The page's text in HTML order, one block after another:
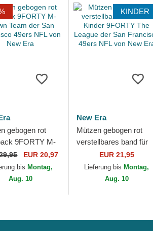
gebogen rot
9FORTY M-
Team der San
49ers NFL
Era
EUR 20,97
bis Montag,
Aug. 10
KINDER
New Era
Mützen gebogen rot
verstellbares band für
Kinder 9FORTY The
League der San
Francisco 49ers NFL...
EUR 21,95
Lieferung bis Montag,
Aug. 10